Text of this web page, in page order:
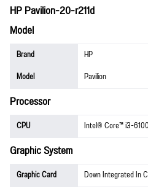
HP Pavilion-20-r211d
Model
Brand
HP
Model
Pavilion
Processor
CPU Intel® Core™ i3-
Graphic System
Graphic Card Down Integrated In